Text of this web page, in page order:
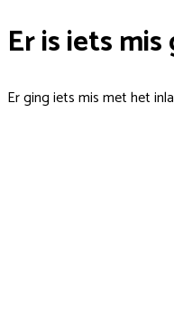
Er is iets mis
Er ging iets mis met het